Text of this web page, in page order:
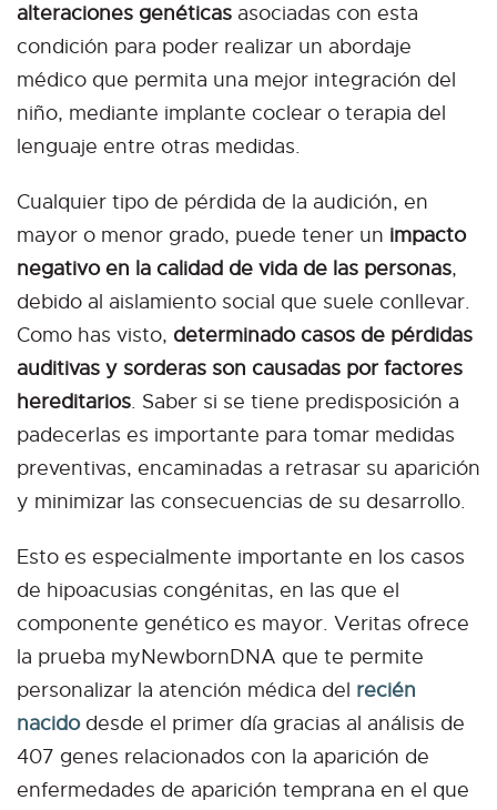
alteraciones genéticas asociadas con esta
condición para poder realizar un abordaje
médico que permita una mejor integración del
niño, mediante implante coclear o terapia del
lenguaje entre otras medidas.
Cualquier tipo de pérdida de la audición, en
mayor o menor grado, puede tener un impacto
negativo en la calidad de vida de las personas,
debido al aislamiento social que suele conllevar.
Como has visto, determinado casos de pérdidas
auditivas y sorderas son causadas por factores
hereditarios. Saber si se tiene predisposición a
padecerlas es importante para tomar medidas
preventivas, encaminadas a retrasar su aparición
y minimizar las consecuencias de su desarrollo.
Esto es especialmente importante en los casos
de hipoacusias congénitas, en las que el
componente genético es mayor. Veritas ofrece
la prueba myNewbornDNA que te permite
personalizar la atención médica del recién
nacidodesde el primer día gracias al análisis de
407 genes relacionados con la aparición de
enfermedades de aparición temprana en el que